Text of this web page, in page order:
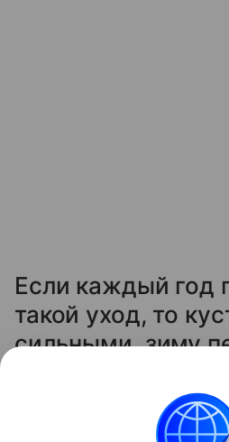
Если каждый год
такой уход, то
сильными, зиму
отблагодарят вас
сладкой ягодой.